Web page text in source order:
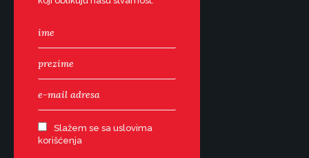
Slažem se sa uslovima
korišćenja